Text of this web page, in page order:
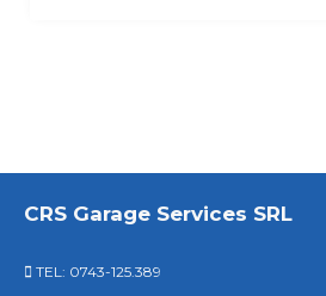
CRS Garage Services SRL
TEL: 0743-125.389